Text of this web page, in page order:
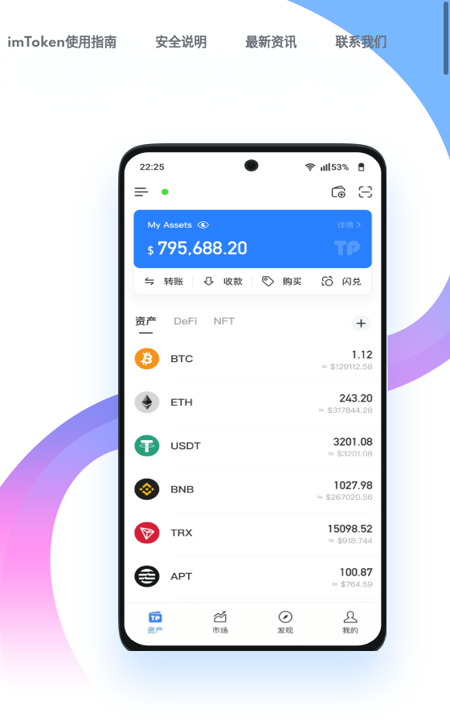
imToken使用指南 安全说明 最新资讯 联系我们